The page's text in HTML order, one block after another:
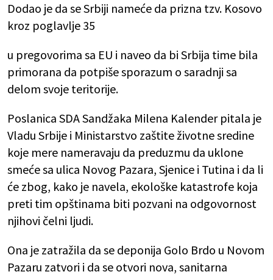
Dodao je da se Srbiji nameće da prizna tzv. Kosovo
kroz poglavlje 35
u pregovorima sa EU i naveo da bi Srbija time bila
primorana da potpiše sporazum o saradnji sa
delom svoje teritorije.
Poslanica SDA Sandžaka Milena Kalender pitala je
Vladu Srbije i Ministarstvo zaštite životne sredine
koje mere nameravaju da preduzmu da uklone
smeće sa ulica Novog Pazara, Sjenice i Tutina i da li
će zbog, kako je navela, ekološke katastrofe koja
preti tim opštinama biti pozvani na odgovornost
njihovi čelni ljudi.
Ona je zatražila da se deponija Golo Brdo u Novom
Pazaru zatvori i da se otvori nova, sanitarna